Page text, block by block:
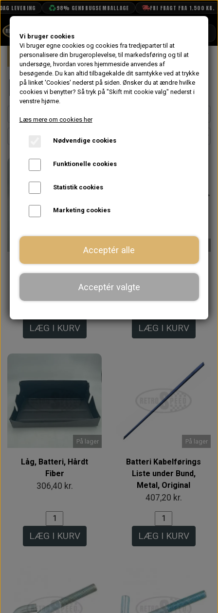
98% GENBRUGSEMBALLAGE FRI FRAGT FRA 1.500 KR.
BOOK TID
PROJEKTER
TEKNISK DATA
VANDPOLERING
Forside Mini Elektrisk System Batteri
Batteri
På lager
Batteri Kasse Saloon
LÆG I KURV
Batteri Kasse Saloon
LÆG I KURV
På lager
Låg, Batteri, Hårdt
Fiber
306,40 kr.
LÆG I KURV
På lager
Batteri Kabelførings
Liste under Bund,
Metal, Original
407,20 kr.
LÆG I KURV
Vi bruger cookies
Vi bruger egne cookies og cookies fra tredjeparter til at
personalisere din brugeroplevelse, til markedsføring og til at
undersøge, hvordan vores hjemmeside anvendes af
besøgende. Du kan altid tilbagekalde dit samtykke ved at trykke
på linket 'Cookies' nederst på siden. Ønsker du at ændre hvilke
cookies vi benytter? Så tryk på "Skift mit cookie valg" nederst i
venstre hjørne.
Læs mere om cookies her
Nødvendige cookies
Funktionelle cookies
Statistik cookies
Marketing cookies
Acceptér alle
Acceptér valgte